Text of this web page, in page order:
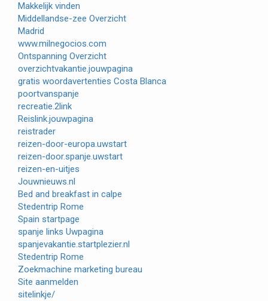
Makkelijk vinden
Middellandse-zee Overzicht
Madrid
www.milnegocios.com
Ontspanning Overzicht
overzichtvakantie.jouwpagina
gratis woordavertenties Costa Blanca
poortvanspanje
recreatie.2link
Reislink.jouwpagina
reistrader
reizen-door-europa.uwstart
reizen-door.spanje.uwstart
reizen-en-uitjes
Jouwnieuws.nl
Bed and breakfast in calpe
Stedentrip Rome
Spain startpage
spanje links Uwpagina
spanjevakantie.startplezier.nl
Stedentrip Rome
Zoekmachine marketing bureau
Site aanmelden
sitelinkje/